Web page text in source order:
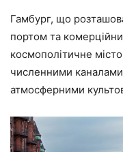
Гамбург, що
портом та
космополітичне
численними
атмосферними